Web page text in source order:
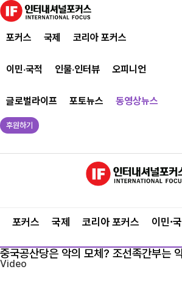
포커스 국제 코리아 포커스
이민·국적 인물·인터뷰 오피니언
글로벌라이프 포토뉴스 동영상뉴스
후원하기
포커스 국제 코리아 포커스 이민·
Video